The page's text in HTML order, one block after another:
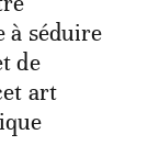
à séduire
de
art